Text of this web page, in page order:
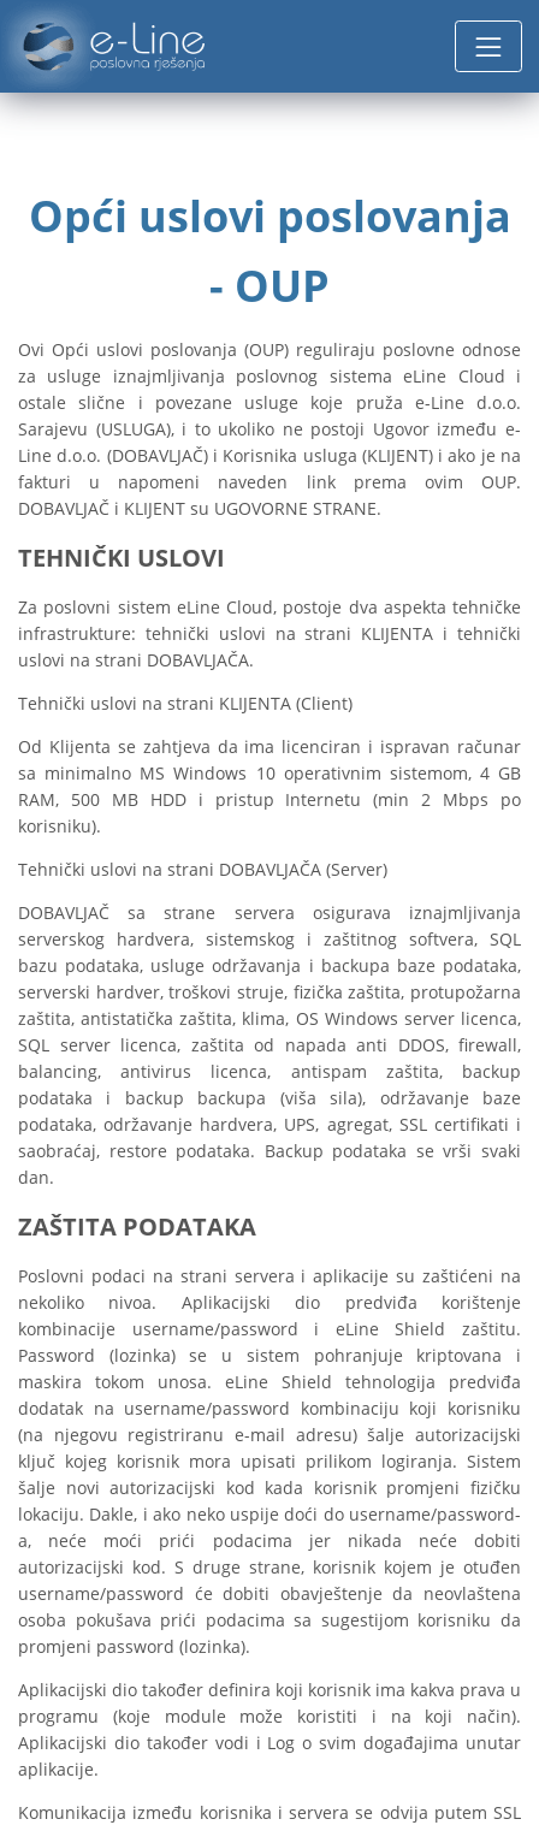
Opći uslovi poslovanja
- OUP
Ovi Opći uslovi poslovanja (OUP) reguliraju poslovne odnose
za usluge iznajmljivanja poslovnog sistema eLine Cloud i
ostale slične i povezane usluge koje pruža e-Line d.o.o.
Sarajevu (USLUGA), i to ukoliko ne postoji Ugovor između e-
Line d.o.o. (DOBAVLJAČ) i Korisnika usluga (KLIJENT) i ako je na
fakturi u napomeni naveden link prema ovim OUP.
DOBAVLJAČ i KLIJENT su UGOVORNE STRANE.
TEHNIČKI USLOVI
Za poslovni sistem eLine Cloud, postoje dva aspekta tehničke
infrastrukture: tehnički uslovi na strani KLIJENTA i tehnički
uslovi na strani DOBAVLJAČA.
Tehnički uslovi na strani KLIJENTA (Client)
Od Klijenta se zahtjeva da ima licenciran i ispravan računar
sa minimalno MS Windows 10 operativnim sistemom, 4 GB
RAM, 500 MB HDD i pristup Internetu (min 2 Mbps po
korisniku).
Tehnički uslovi na strani DOBAVLJAČA (Server)
DOBAVLJAČ sa strane servera osigurava iznajmljivanja
serverskog hardvera, sistemskog i zaštitnog softvera, SQL
bazu podataka, usluge održavanja i backupa baze podataka,
serverski hardver, troškovi struje, fizička zaštita, protupožarna
zaštita, antistatička zaštita, klima, OS Windows server licenca,
SQL server licenca, zaštita od napada anti DDOS, firewall,
balancing, antivirus licenca, antispam zaštita, backup
podataka i backup backupa (viša sila), održavanje baze
podataka, održavanje hardvera, UPS, agregat, SSL certifikati i
saobraćaj, restore podataka. Backup podataka se vrši svaki
dan.
ZAŠTITA PODATAKA
Poslovni podaci na strani servera i aplikacije su zaštićeni na
nekoliko nivoa. Aplikacijski dio predviđa korištenje
kombinacije username/password i eLine Shield zaštitu.
Password (lozinka) se u sistem pohranjuje kriptovana i
maskira tokom unosa. eLine Shield tehnologija predviđa
dodatak na username/password kombinaciju koji korisniku
(na njegovu registriranu e-mail adresu) šalje autorizacijski
ključ kojeg korisnik mora upisati prilikom logiranja. Sistem
šalje novi autorizacijski kod kada korisnik promjeni fizičku
lokaciju. Dakle, i ako neko uspije doći do username/password-
a, neće moći prići podacima jer nikada neće dobiti
autorizacijski kod. S druge strane, korisnik kojem je otuđen
username/password će dobiti obavještenje da neovlaštena
osoba pokušava prići podacima sa sugestijom korisniku da
promjeni password (lozinka).
Aplikacijski dio također definira koji korisnik ima kakva prava u
programu (koje module može koristiti i na koji način).
Aplikacijski dio također vodi i Log o svim događajima unutar
aplikacije.
Komunikacija između korisnika i servera se odvija putem SSL